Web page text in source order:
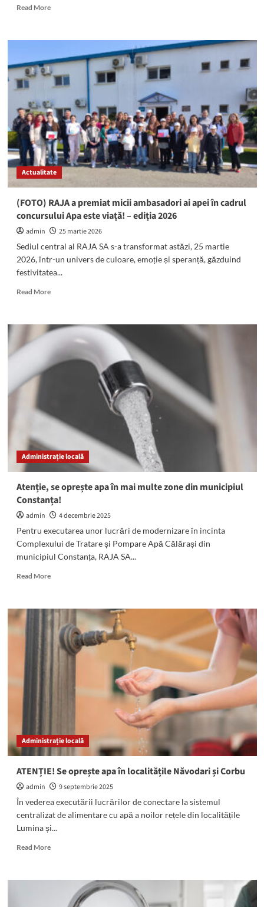
Read MoreRead
Atenție,
oprește
apa
în
Mircea
Vodă
din
județul
Constanța!
Actualitate
(FOTO) RAJA a premiat micii ambasadori ai apei în cadrul
concursului Apa este viață! – ediția 2026
admin
25 martie 2026
Sediul central al RAJA SA s-a transformat astăzi, 25 martie
2026, într-un univers de culoare, emoție și speranță, găzduind
festivitatea...
Read MoreRead
(FOTO)
RAJA
premiat
micii
în
cadrul
concursului
Apa
este
ediția
2026
Administrație locală
Atenție, se oprește apa în mai multe zone din municipiul
Constanța!
admin
4 decembrie 2025
Pentru executarea unor lucrări de modernizare în incinta
Complexului de Tratare și Pompare Apă Călărași din
municipiul Constanța, RAJA SA...
Read MoreRead
Atenție,
se
oprește
apa
Administrație locală
ATENȚIE! Se oprește apa în localitățile Năvodari și Corbu
admin
9 septembrie 2025
În vederea executării lucrărilor de conectare la sistemul
centralizat de alimentare cu apă a noilor rețele din localitățile
Lumina și...
Read MoreRead
ATENȚIE!
oprește